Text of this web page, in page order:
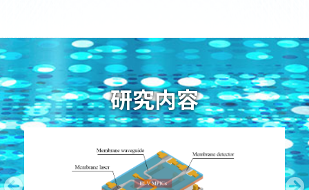
研究内容